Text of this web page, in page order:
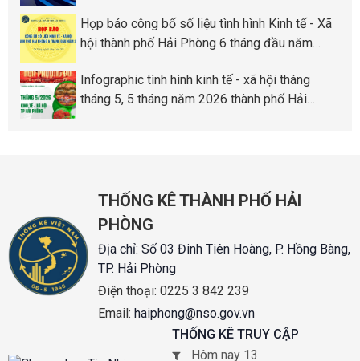
Họp báo công bố số liệu tình hình Kinh tế - Xã
hội thành phố Hải Phòng 6 tháng đầu năm
Infographic tình hình kinh tế - xã hội tháng
tháng 5, 5 tháng năm 2026 thành phố Hải
THỐNG KÊ THÀNH PHỐ HẢI
PHÒNG
Địa chỉ: Số 03 Đinh Tiên Hoàng, P. Hồng Bàng,
TP. Hải Phòng
Điện thoại: 0225 3 842 239
Email: haiphong@nso.gov.vn
THỐNG KÊ TRUY CẬP
Hôm nay 13